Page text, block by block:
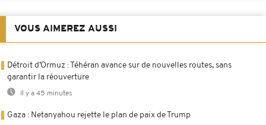
VOUS AIMEREZ AUSSI
Détroit d’Ormuz : Téhéran avance sur de nouvelles routes, sans
garantir la réouverture
Il y a 45 minutes
Gaza : Netanyahou rejette le plan de paix de Trump